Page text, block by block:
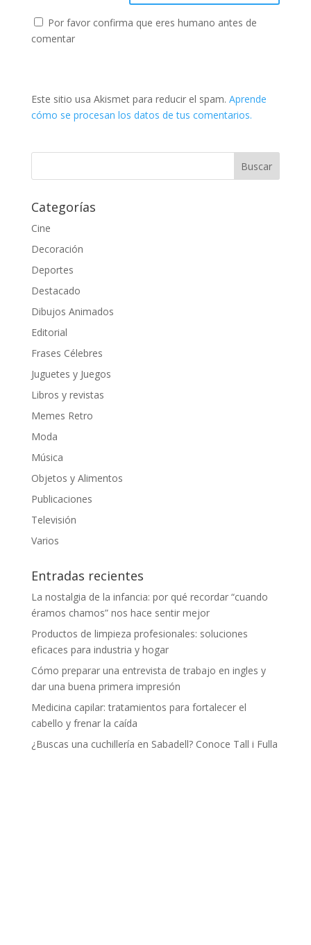
Por favor confirma que eres humano antes de
comentar
Este sitio usa Akismet para reducir el spam. Aprende
cómo se procesan los datos de tus comentarios.
Categorías
Cine
Decoración
Deportes
Destacado
Dibujos Animados
Editorial
Frases Célebres
Juguetes y Juegos
Libros y revistas
Memes Retro
Moda
Música
Objetos y Alimentos
Publicaciones
Televisión
Varios
Entradas recientes
La nostalgia de la infancia: por qué recordar “cuando
éramos chamos” nos hace sentir mejor
Productos de limpieza profesionales: soluciones
eficaces para industria y hogar
Cómo preparar una entrevista de trabajo en ingles y
dar una buena primera impresión
Medicina capilar: tratamientos para fortalecer el
cabello y frenar la caída
¿Buscas una cuchillería en Sabadell? Conoce Tall i Fulla